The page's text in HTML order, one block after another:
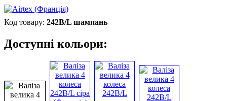
242B/L шампань
Доступні кольори: